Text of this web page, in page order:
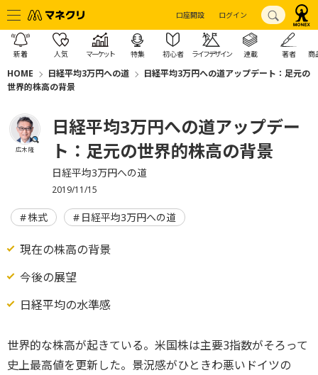
口座開設 ログイン
新着 人気 マーケット 特集 初心者 ライフデザイン 連載 著者 商
HOME 日経平均3万円への道
日経平均3万円への道アップデート：足元の
世界的株高の背景
広木 隆
日経平均3万円への道アップデー
ト：足元の世界的株高の背景
日経平均3万円への道
2019/11/15
株式 日経平均3万円への道
現在の株高の背景
今後の展望
日経平均の水準感
世界的な株高が起きている。米国株は主要3指数がそろって
史上最高値を更新した。景況感がひときわ悪いドイツの